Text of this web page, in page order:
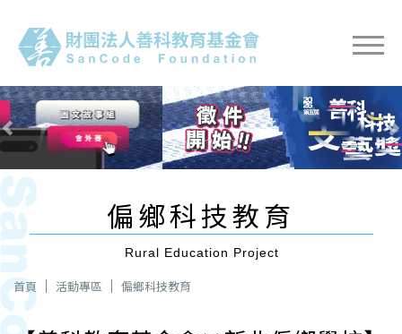
Previous Next
偏鄉科技教育
Rural Education Project
首頁 活動專區 偏鄉科技教育